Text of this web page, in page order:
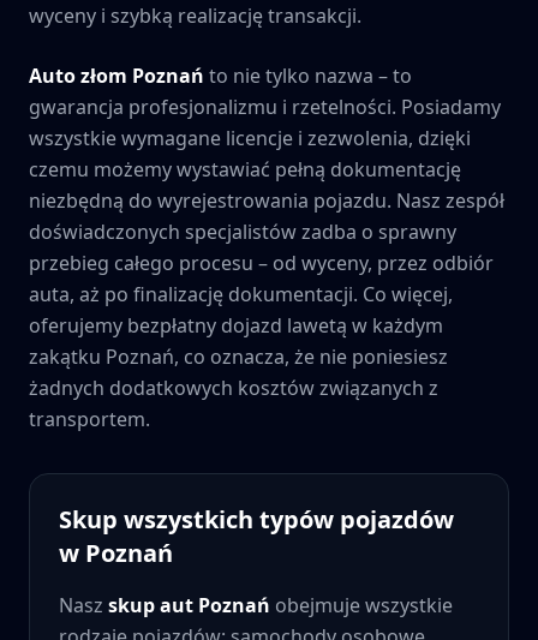
wyceny i szybką realizację transakcji.
Auto złom Poznań to nie tylko nazwa – to
gwarancja profesjonalizmu i rzetelności. Posiadamy
wszystkie wymagane licencje i zezwolenia, dzięki
czemu możemy wystawiać pełną dokumentację
niezbędną do wyrejestrowania pojazdu. Nasz zespół
doświadczonych specjalistów zadba o sprawny
przebieg całego procesu – od wyceny, przez odbiór
auta, aż po finalizację dokumentacji. Co więcej,
oferujemy bezpłatny dojazd lawetą w każdym
zakątku Poznań, co oznacza, że nie poniesiesz
żadnych dodatkowych kosztów związanych z
transportem.
Skup wszystkich typów pojazdów
w Poznań
Nasz skup aut Poznań obejmuje wszystkie